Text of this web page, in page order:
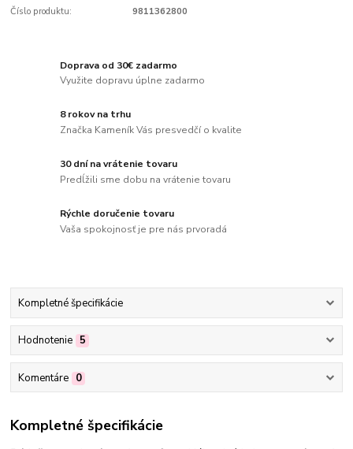
Číslo produktu: 9811362800
Doprava od 30€ zadarmo
Využite dopravu úplne zadarmo
8 rokov na trhu
Značka Kameník Vás presvedčí o kvalite
30 dní na vrátenie tovaru
Predĺžili sme dobu na vrátenie tovaru
Rýchle doručenie tovaru
Vaša spokojnosť je pre nás prvoradá
Kompletné špecifikácie
Hodnotenie 5
Komentáre 0
Kompletné špecifikácie